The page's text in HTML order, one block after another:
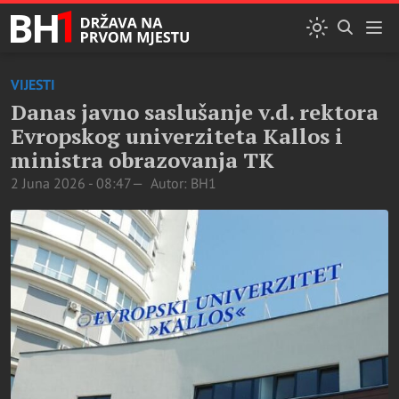
VIJESTI
Danas javno saslušanje v.d. rektora
Evropskog univerziteta Kallos i
ministra obrazovanja TK
2 Juna 2026 - 08:47 Autor: BH1